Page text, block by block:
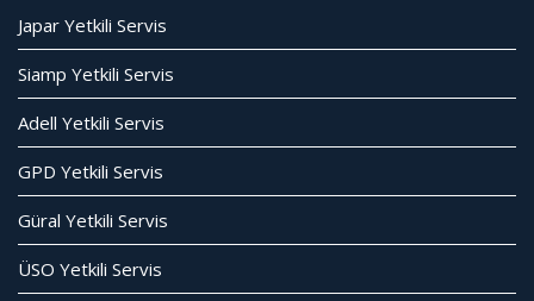
Japar Yetkili Servis
Siamp Yetkili Servis
Adell Yetkili Servis
GPD Yetkili Servis
Güral Yetkili Servis
ÜSO Yetkili Servis